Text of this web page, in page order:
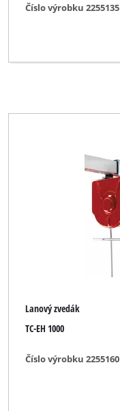
Číslo výrobku 2255135
Lanový zvedák
TC-EH 1000
Číslo výrobku 2255160